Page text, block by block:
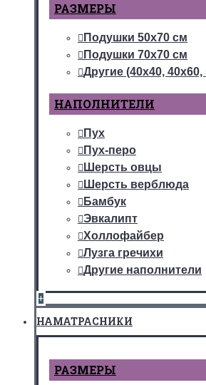
РАЗМЕРЫ
Подушки 50х70 см
Подушки 70х70 см
Другие (40х40,
НАПОЛНИТЕЛИ
Пух
Пух-перо
Шерсть овцы
Шерсть верблюда
Бамбук
Эвкалипт
Холлофайбер
Лузга гречихи
Другие наполнители
+
НАМАТРАСНИКИ
РАЗМЕРЫ